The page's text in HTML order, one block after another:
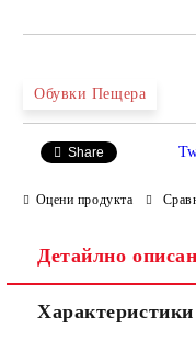
Ние ще се свържем с
Обувки Пещера
Share
Оцени продукта
Детайлно
Характеристики